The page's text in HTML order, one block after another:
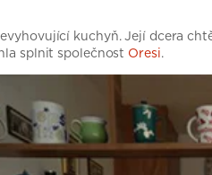
kuchyň. Její dcera
splnit společnost Oresi.